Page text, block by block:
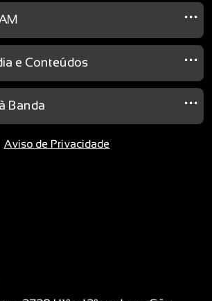
...
e Conteúdos ...
Banda ...
Aviso de Privacidade